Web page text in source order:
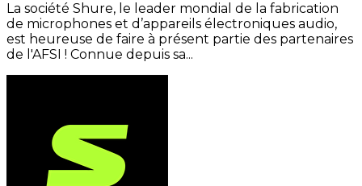
La société Shure, le leader mondial de la fabrication
de microphones et d’appareils électroniques audio,
est heureuse de faire à présent partie des partenaires
de l'AFSI ! Connue depuis sa...